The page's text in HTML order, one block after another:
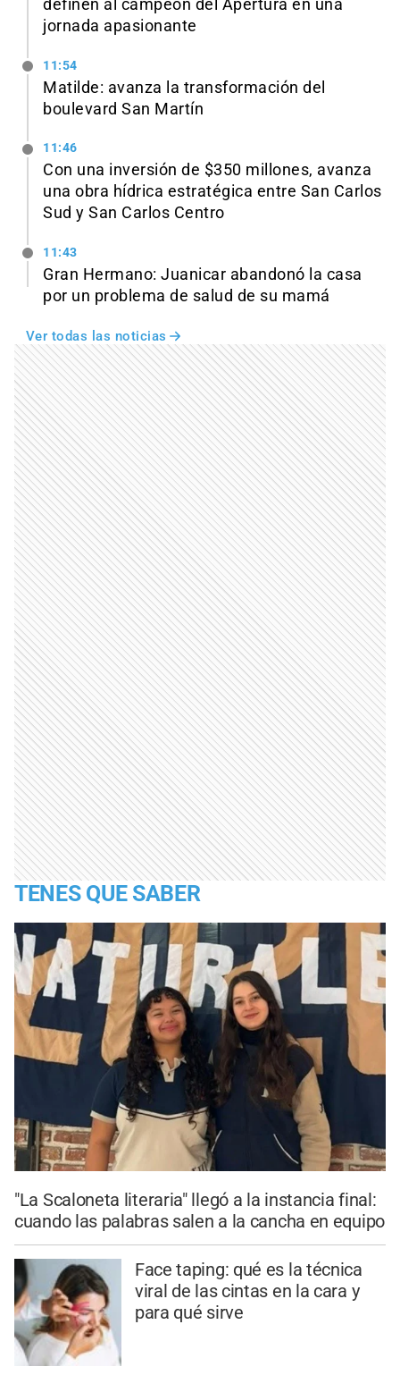
definen al campeón del Apertura en una
jornada apasionante
11:54
Matilde: avanza la transformación del
boulevard San Martín
11:46
Con una inversión de $350 millones, avanza
una obra hídrica estratégica entre San Carlos
Sud y San Carlos Centro
11:43
Gran Hermano: Juanicar abandonó la casa
por un problema de salud de su mamá
Ver todas las noticias
TENES QUE SABER
"La Scaloneta literaria" llegó a la instancia final:
cuando las palabras salen a la cancha en equipo
Face taping: qué es la técnica
viral de las cintas en la cara y
para qué sirve